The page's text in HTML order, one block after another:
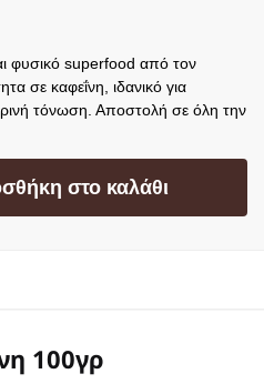
φυσικό superfood από τον
σε καφεΐνη, ιδανικό για
τόνωση. Αποστολή σε όλη την
στο καλάθι
100γρ